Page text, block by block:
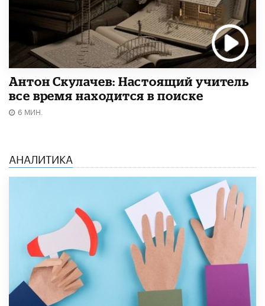
Антон Скулачев: Настоящий учитель
все время находится в поиске
6 МИН.
АНАЛИТИКА